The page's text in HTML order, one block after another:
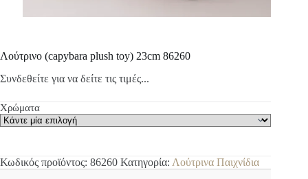
Λούτρινο (capybara plush toy) 23cm 86260
Συνδεθείτε για να δείτε τις τιμές...
Χρώματα
Κωδικός προϊόντος: 86260 Κατηγορία: Λούτρινα Παιχνίδια